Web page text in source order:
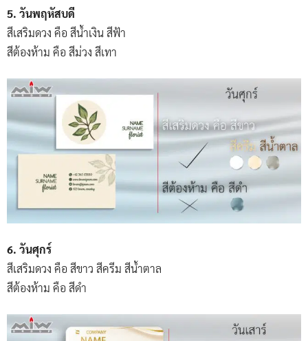
5. วันพฤหัสบดี
สีเสริมดวง คือ สีน้ำเงิน สีฟ้า
สีต้องห้าม คือ สีม่วง สีเทา
6. วันศุกร์
สีเสริมดวง คือ สีขาว สีครีม สีน้ำตาล
สีต้องห้าม คือ สีดำ